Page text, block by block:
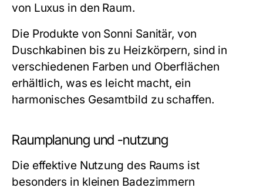
von Luxus in den Raum.
Die Produkte von Sonni Sanitär, von
Duschkabinen bis zu Heizkörpern, sind in
verschiedenen Farben und Oberflächen
erhältlich, was es leicht macht, ein
harmonisches Gesamtbild zu schaffen.
Raumplanung und -nutzung
Die effektive Nutzung des Raums ist
besonders in kleinen Badezimmern